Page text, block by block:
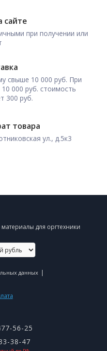
сайте
при получении или
свыше 10 000 руб. При
000 руб. стоимость
300 руб.
товара
ул., д.5к3
для оргтехники
данных |
56-25
38-47